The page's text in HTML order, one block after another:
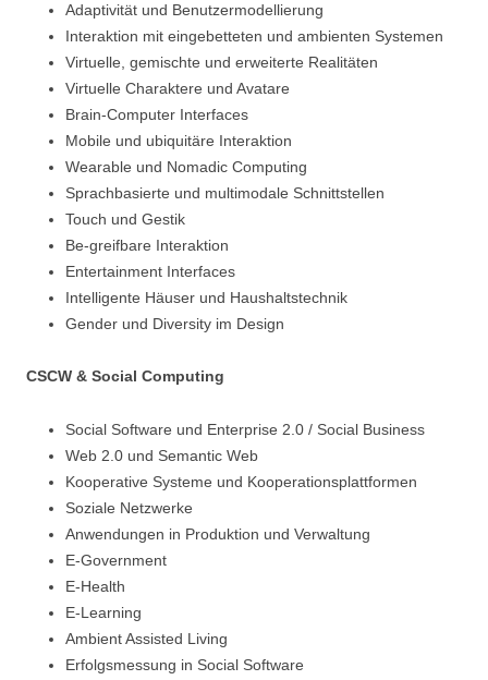
Adaptivität und Benutzermodellierung
Interaktion mit eingebetteten und ambienten Systemen
Virtuelle, gemischte und erweiterte Realitäten
Virtuelle Charaktere und Avatare
Brain-Computer Interfaces
Mobile und ubiquitäre Interaktion
Wearable und Nomadic Computing
Sprachbasierte und multimodale Schnittstellen
Touch und Gestik
Be-greifbare Interaktion
Entertainment Interfaces
Intelligente Häuser und Haushaltstechnik
Gender und Diversity im Design
CSCW & Social Computing
Social Software und Enterprise 2.0 / Social Business
Web 2.0 und Semantic Web
Kooperative Systeme und Kooperationsplattformen
Soziale Netzwerke
Anwendungen in Produktion und Verwaltung
E-Government
E-Health
E-Learning
Ambient Assisted Living
Erfolgsmessung in Social Software